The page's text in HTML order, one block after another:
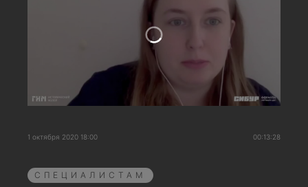
1 октября 2020 18:00 00:13:28
СПЕЦИАЛИСТАМ